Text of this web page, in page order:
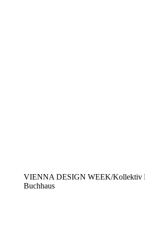
VIENNA DESIGN WEEK/Kollektiv
Buchhaus